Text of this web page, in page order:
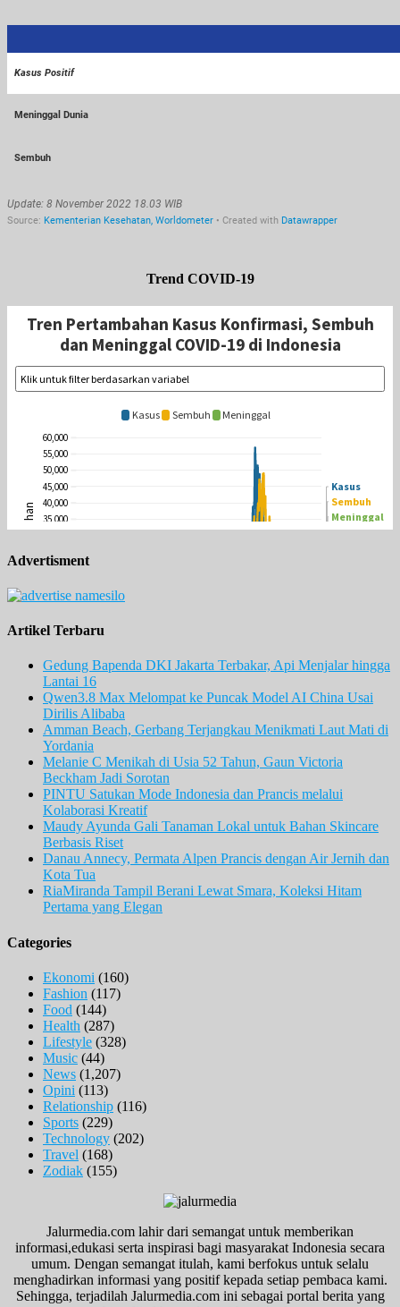
Trend COVID-19
Advertisment
Artikel Terbaru
Gedung Bapenda DKI Jakarta Terbakar, Api Menjalar hingga
Lantai 16
Qwen3.8 Max Melompat ke Puncak Model AI China Usai
Dirilis Alibaba
Amman Beach, Gerbang Terjangkau Menikmati Laut Mati di
Yordania
Melanie C Menikah di Usia 52 Tahun, Gaun Victoria
Beckham Jadi Sorotan
PINTU Satukan Mode Indonesia dan Prancis melalui
Kolaborasi Kreatif
Maudy Ayunda Gali Tanaman Lokal untuk Bahan Skincare
Berbasis Riset
Danau Annecy, Permata Alpen Prancis dengan Air Jernih dan
Kota Tua
RiaMiranda Tampil Berani Lewat Smara, Koleksi Hitam
Pertama yang Elegan
Categories
Ekonomi (160)
Fashion (117)
Food (144)
Health (287)
Lifestyle (328)
Music (44)
News (1,207)
Opini (113)
Relationship (116)
Sports (229)
Technology (202)
Travel (168)
Zodiak (155)
Jalurmedia.com lahir dari semangat untuk memberikan
informasi,edukasi serta inspirasi bagi masyarakat Indonesia secara
umum. Dengan semangat itulah, kami berfokus untuk selalu
menghadirkan informasi yang positif kepada setiap pembaca kami.
Sehingga, terjadilah Jalurmedia.com ini sebagai portal berita yang